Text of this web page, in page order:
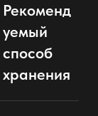
Рекоменд
уемый
способ
хранения